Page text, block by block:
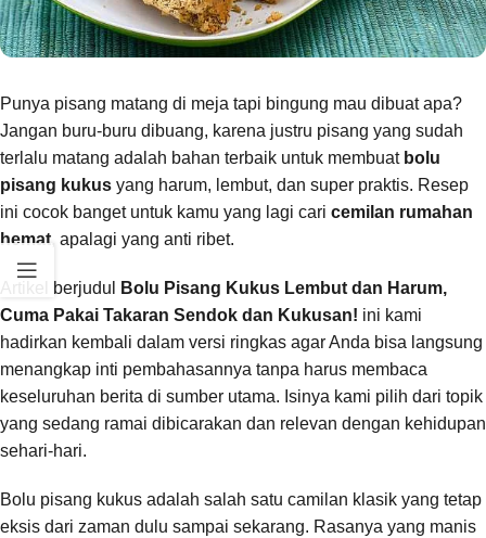
Punya pisang matang di meja tapi bingung mau dibuat apa?
Jangan buru-buru dibuang, karena justru pisang yang sudah
terlalu matang adalah bahan terbaik untuk membuat bolu
pisang kukus yang harum, lembut, dan super praktis. Resep
ini cocok banget untuk kamu yang lagi cari cemilan rumahan
hemat , apalagi yang anti ribet.
Artikel berjudul
Bolu Pisang Kukus Lembut dan Harum,
Cuma Pakai Takaran Sendok dan Kukusan! ini kami
hadirkan kembali dalam versi ringkas agar Anda bisa langsung
menangkap inti pembahasannya tanpa harus membaca
keseluruhan berita di sumber utama. Isinya kami pilih dari topik
yang sedang ramai dibicarakan dan relevan dengan kehidupan
sehari-hari.
Bolu pisang kukus adalah salah satu camilan klasik yang tetap
eksis dari zaman dulu sampai sekarang. Rasanya yang manis